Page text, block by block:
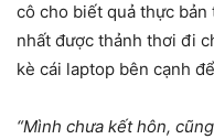
cô cho biết quả thực
nhất được thảnh thơi đi
kè cái laptop bên cạnh
“Mình chưa kết hôn,